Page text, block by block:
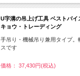
U字溝の吊上げ工具 ベストバ
キョウ・トレーディング
手吊り・機械吊り兼用タイプ。
スです
価格： 37,430円(税込)